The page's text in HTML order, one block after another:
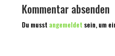
Kommentar absenden
Du musst angemeldet sein, um